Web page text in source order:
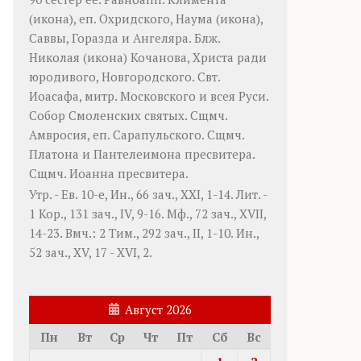
(икона), еп. Охридского, Наума (икона),
Саввы, Горазда и Ангеляра. Блж.
Николая (икона) Кочанова, Христа ради
юродивого, Новгородского. Свт.
Иоасафа, митр. Московского и всея Руси.
Собор Смоленских святых. Сщмч.
Амвросия, еп. Сарапульского. Сщмч.
Платона и Пантелеимона пресвитера.
Сщмч. Иоанна пресвитера.
Утр. - Ев. 10-е, Ин., 66 зач., XXI, 1-14.Лит. -
1 Кор., 131 зач., IV, 9-16. Мф., 72 зач., XVII,
14-23. Вмч.: 2 Тим., 292 зач., II, 1-10. Ин.,
52 зач., XV, 17 - XVI, 2.
Август 2026
Пн
Вт Ср Чт Пт Сб
Вс